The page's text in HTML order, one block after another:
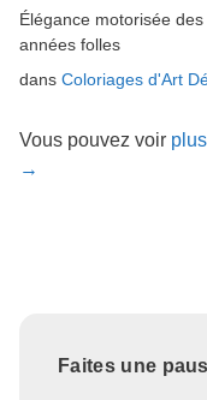
Élégance motorisée des
années folles
dans Coloriages d'Art
Vous pouvez voir
→
Faites une